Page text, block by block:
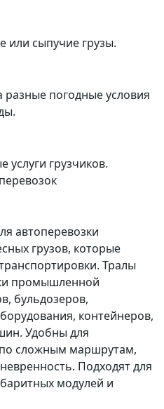
или сыпучие грузы.
разные погодные условия
грузчиков.
автоперевозки
грузов, которые
Тралы
промышленной
бульдозеров,
контейнеров,
Удобны для
сложным маршрутам,
Подходят для
модулей и